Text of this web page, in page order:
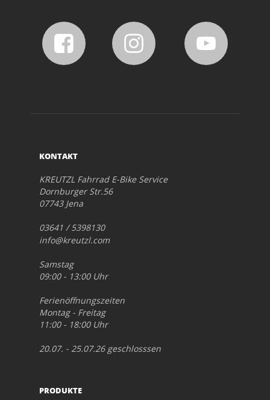
KONTAKT
KREUTZL Fahrrad E-Bike Service
Dornburger Str.56
07743 Jena
03641 / 5398130
info@kreutzl.com
Samstag
09:00 - 13:00 Uhr
Ferienöffnungszeiten
Montag - Freitag
11:00 - 18:00 Uhr
20.07. - 25.07.26 geschlosssen
PRODUKTE